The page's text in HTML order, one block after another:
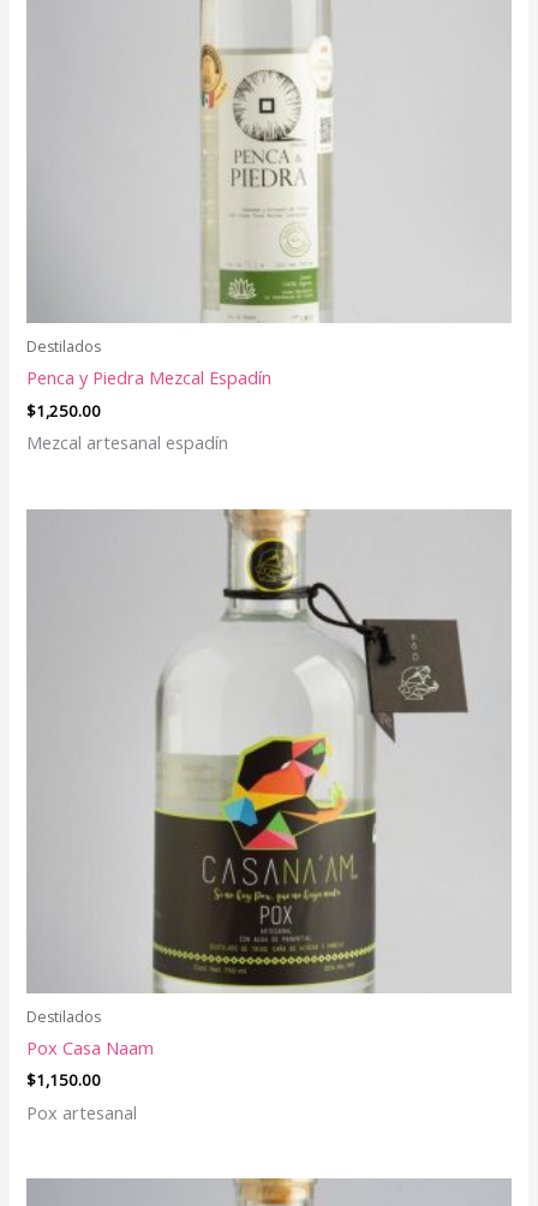
Destilados
Penca y Piedra Mezcal Espadín
$1,250.00
Mezcal artesanal espadín
Destilados
Pox Casa Naam
$1,150.00
Pox artesanal